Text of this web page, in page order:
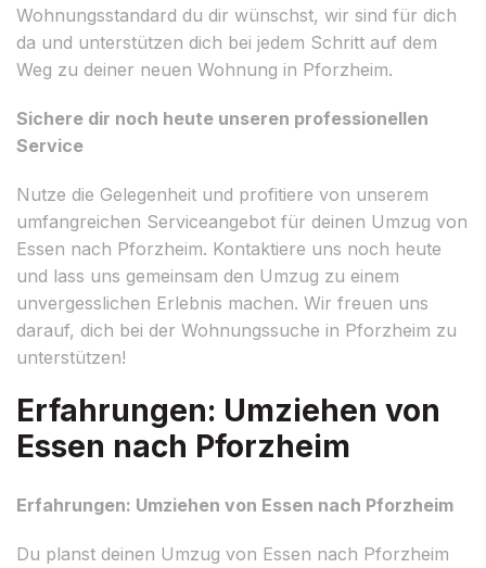
Wohnungsstandard du dir wünschst, wir sind für dich
da und unterstützen dich bei jedem Schritt auf dem
Weg zu deiner neuen Wohnung in Pforzheim.
Sichere dir noch heute unseren professionellen
Service
Nutze die Gelegenheit und profitiere von unserem
umfangreichen Serviceangebot für deinen Umzug von
Essen nach Pforzheim. Kontaktiere uns noch heute
und lass uns gemeinsam den Umzug zu einem
unvergesslichen Erlebnis machen. Wir freuen uns
darauf, dich bei der Wohnungssuche in Pforzheim zu
unterstützen!
Erfahrungen: Umziehen von
Essen nach Pforzheim
Erfahrungen: Umziehen von Essen nach Pforzheim
Du planst deinen Umzug von Essen nach Pforzheim